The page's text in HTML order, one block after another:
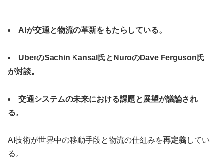
AIが交通と物流の革新をもたらしている。
UberのSachin Kansal氏とNuroのDave Ferguson氏
が対談。
交通システムの未来における課題と展望が議論され
る。
AI技術が世界中の移動手段と物流の仕組みを再定義してい
る。